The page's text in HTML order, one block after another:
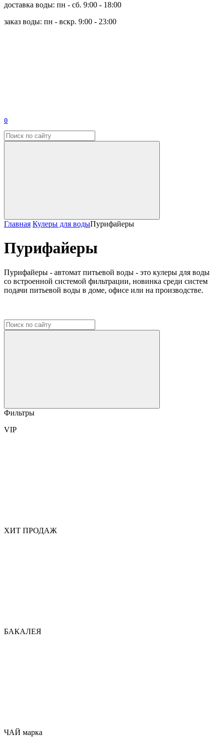
доставка воды: пн - сб. 9:00 - 18:00
заказ воды: пн - вскр. 9:00 - 23:00
0
Главная Кулеры для водыПурифайеры
Пурифайеры
Пурифайеры - автомат питьевой воды - это кулеры для воды
со встроенной системой фильтрации, новинка среди систем
подачи питьевой воды в доме, офисе или на производстве.
Фильтры
VIP
ХИТ ПРОДАЖ
БАКАЛЕЯ
ЧАЙ марка